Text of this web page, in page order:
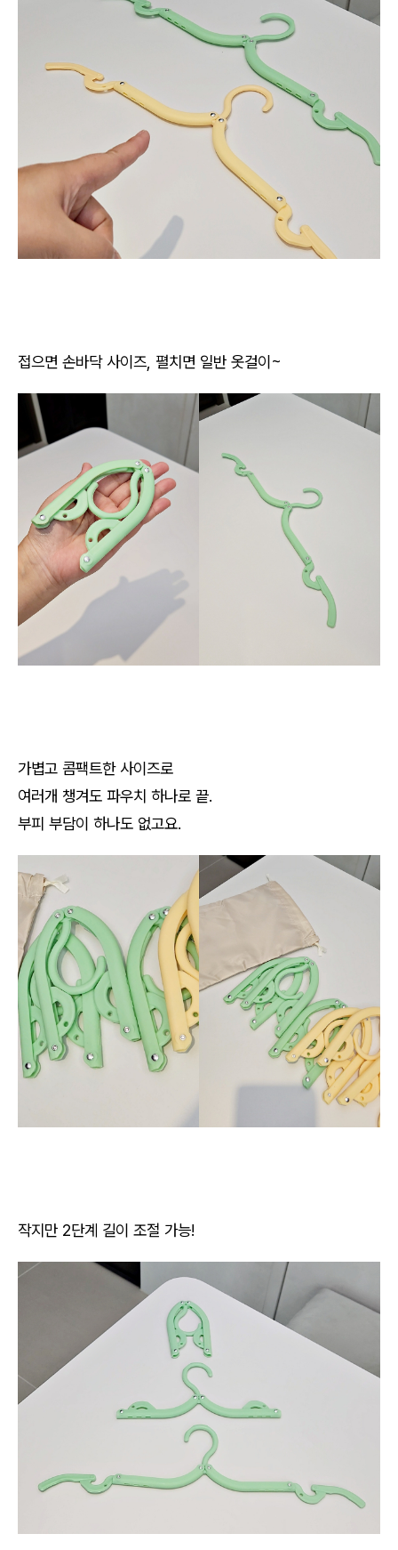
접으면 손바닥 사이즈, 펼치면 일반 옷걸이~
가볍고 콤팩트한 사이즈로
여러개 챙겨도 파우치 하나로 끝.
부피 부담이 하나도 없고요.
작지만 2단계 길이 조절 가능!